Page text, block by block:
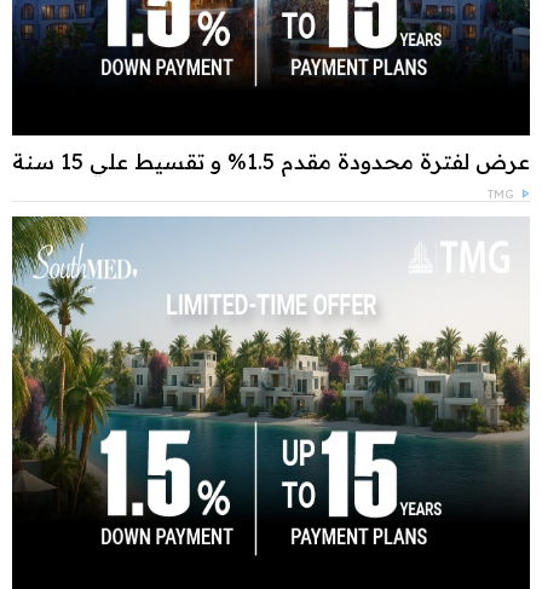
عرض لفترة محدودة مقدم 1.5% و تقسيط علي 15 سنة
TMG